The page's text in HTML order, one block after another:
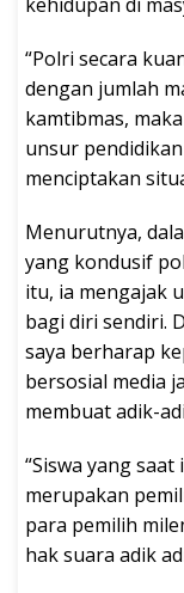
“Polri secara
dengan jumlah
kamtibmas,
unsur
menciptakan
Menurutnya,
yang kondusif
itu, ia mengajak
bagi diri sendiri.
saya berharap
bersosial media
membuat adik-
“Siswa yang
merupakan
para pemilih
hak suara adik